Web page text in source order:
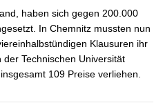
haben sich gegen 200.000
In Chemnitz mussten nun
Klausuren ihr
Technischen Universität
109 Preise verliehen.